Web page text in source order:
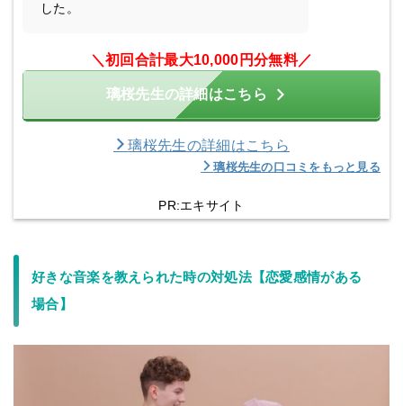
した。
＼ 初回合計最大10,000円分無料／
璃桜先生の詳細はこちら
璃桜先生の詳細はこちら
璃桜先生の口コミをもっと見る
PR:エキサイト
好きな音楽を教えられた時の対処法【恋愛感情がある
場合】